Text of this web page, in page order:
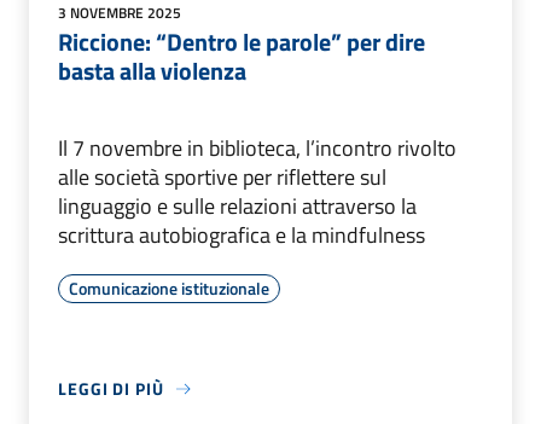
3 NOVEMBRE 2025
Riccione: “Dentro le parole” per dire
basta alla violenza
Il 7 novembre in biblioteca, l’incontro rivolto
alle società sportive per riflettere sul
linguaggio e sulle relazioni attraverso la
scrittura autobiografica e la mindfulness
Comunicazione istituzionale
LEGGI DI PIÙ